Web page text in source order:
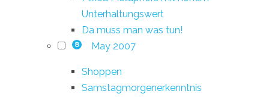
Unterhaltungswert
Da muss man was tun!
8 May 2007
Shoppen
Samstagmorgenerkenntnis